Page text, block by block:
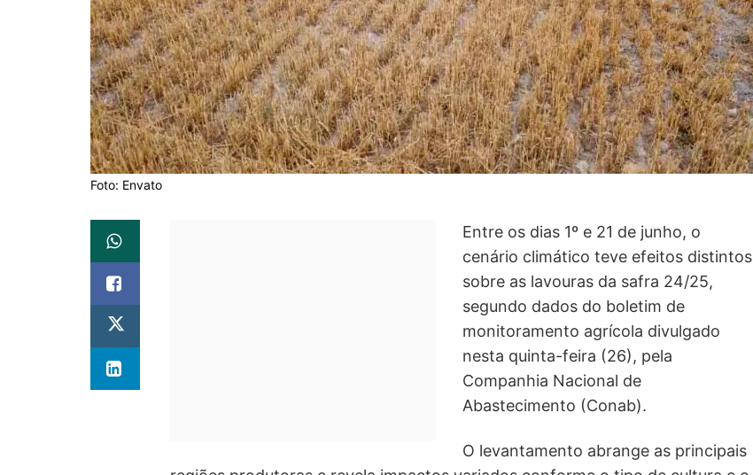
Foto: Envato
Entre os dias 1º e 21 de junho, o
cenário climático teve efeitos distintos
sobre as lavouras da safra 24/25,
segundo dados do boletim de
monitoramento agrícola divulgado
nesta quinta-feira (26), pela
Companhia Nacional de
Abastecimento (Conab).
O levantamento abrange as principais